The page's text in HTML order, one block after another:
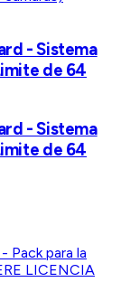
- Sistema
de 64
- Sistema
de 64